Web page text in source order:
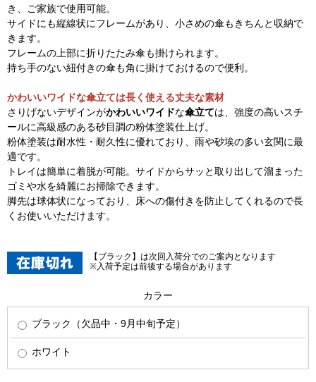
き、ご家族で使用可能。
サイドにも縦線状にフレームがあり、小さめの傘もきちんと収納で
きます。
フレームの上部に折りたたみ傘も掛けられます。
持ち手のない紐付きの傘も角に掛けておけるので便利。
かわいいワイドな傘立ては長く使える丈夫な素材
さりげないデザインがかわいいワイドな傘立ては、強度の高いスチ
ールに高級感のある砂目調の粉体塗装仕上げ。
粉体塗装は耐水性・耐久性に優れており、雨や砂埃の多い玄関に最
適です。
トレイは簡単に着脱が可能。サイドからサッと取り出して溜まった
ゴミや水を綺麗にお掃除できます。
脚先は球体状になっており、床への傷付きを防止してくれるので長
くお使いいただけます。
【ブラック】は次回入荷分でのご案内となります
※入荷予定は前後する場合があります
カラー
ブラック（欠品中・9月中旬予定）
ホワイト